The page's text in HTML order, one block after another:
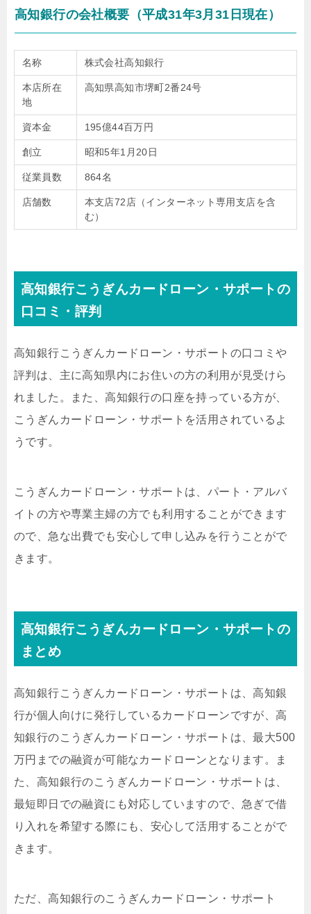
高知銀行の会社概要（平成31年3月31日現在）
名称 株式会社高知銀行
本店所在
地
高知県高知市堺町2番24号
資本金 195億44百万円
創立 昭和5年1月20日
従業員数 864名
店舗数
本支店72店（インターネット専用支店を含
む）
高知銀行こうぎんカードローン・サポートの
口コミ・評判
高知銀行こうぎんカードローン・サポートの口コミや
評判は、主に高知県内にお住いの方の利用が見受けら
れました。また、高知銀行の口座を持っている方が、
こうぎんカードローン・サポートを活用されているよ
うです。
こうぎんカードローン・サポートは、パート・アルバ
イトの方や専業主婦の方でも利用することができます
ので、急な出費でも安心して申し込みを行うことがで
きます。
高知銀行こうぎんカードローン・サポートの
まとめ
高知銀行こうぎんカードローン・サポートは、高知銀
行が個人向けに発行しているカードローンですが、高
知銀行のこうぎんカードローン・サポートは、最大500
万円までの融資が可能なカードローンとなります。ま
た、高知銀行のこうぎんカードローン・サポートは、
最短即日での融資にも対応していますので、急ぎで借
り入れを希望する際にも、安心して活用することがで
きます。
ただ、高知銀行のこうぎんカードローン・サポート